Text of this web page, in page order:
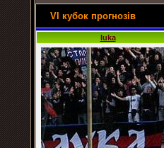
VІ кубок прогнозів
luka